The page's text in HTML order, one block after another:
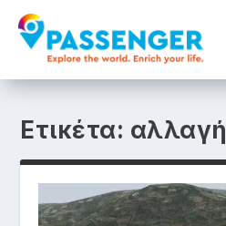
Ετικέτα: αλλαγή